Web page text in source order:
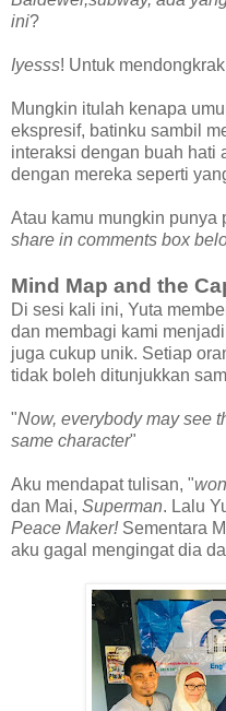
ini?
Iyesss! Untuk
Mungkin itulah kenapa
ekspresif, batinku sambil
interaksi dengan buah hati
dengan mereka seperti
Atau kamu mungkin punya
share in comments box
Mind Map and the
Di sesi kali ini, Yuta
dan membagi kami
juga cukup unik. Setiap
tidak boleh ditunjukkan
"Now, everybody may see
same character"
Aku mendapat tulisan, "
dan Mai, Superman. Lalu
Peace Maker! Sementara
aku gagal mengingat dia